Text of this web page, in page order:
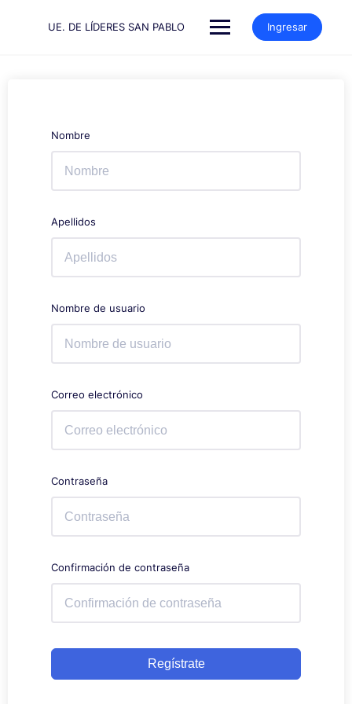
UE. DE LÍDERES SAN PABLO Ingresar
Nombre
Apellidos
Nombre de usuario
Correo electrónico
Contraseña
Confirmación de contraseña
Regístrate